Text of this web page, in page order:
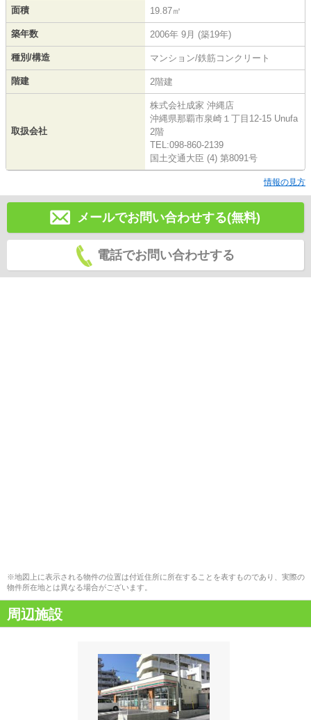
面積 19.87㎡
築年数 2006年 9月 (築19年)
種別/構造 マンション/鉄筋コンクリート
階建 2階建
取扱会社
株式会社成家 沖縄店
沖縄県那覇市泉崎１丁目12-15 Unufa
2階
TEL:098-860-2139
国土交通大臣 (4) 第8091号
情報の見方
メールでお問い合わせする(無料)
電話でお問い合わせする
※地図上に表示される物件の位置は付近住所に所在することを表すものであり、実際の
物件所在地とは異なる場合がございます。
周辺施設